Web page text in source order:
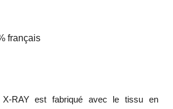
français
X-RAY est fabriqué avec le tissu en